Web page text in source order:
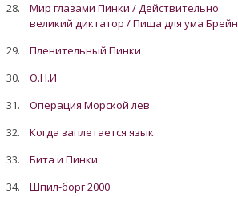
28.
Мир глазами Пинки / Действительно
великий диктатор / Пища для ума
29.
Пленительный Пинки
30.
О.Н.И
31.
Операция Морской лев
32.
Когда заплетается язык
33.
Бита и Пинки
34.
Шпил-борг 2000